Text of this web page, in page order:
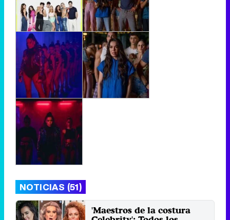
NOTICIAS (51)
'Maestros de la costura